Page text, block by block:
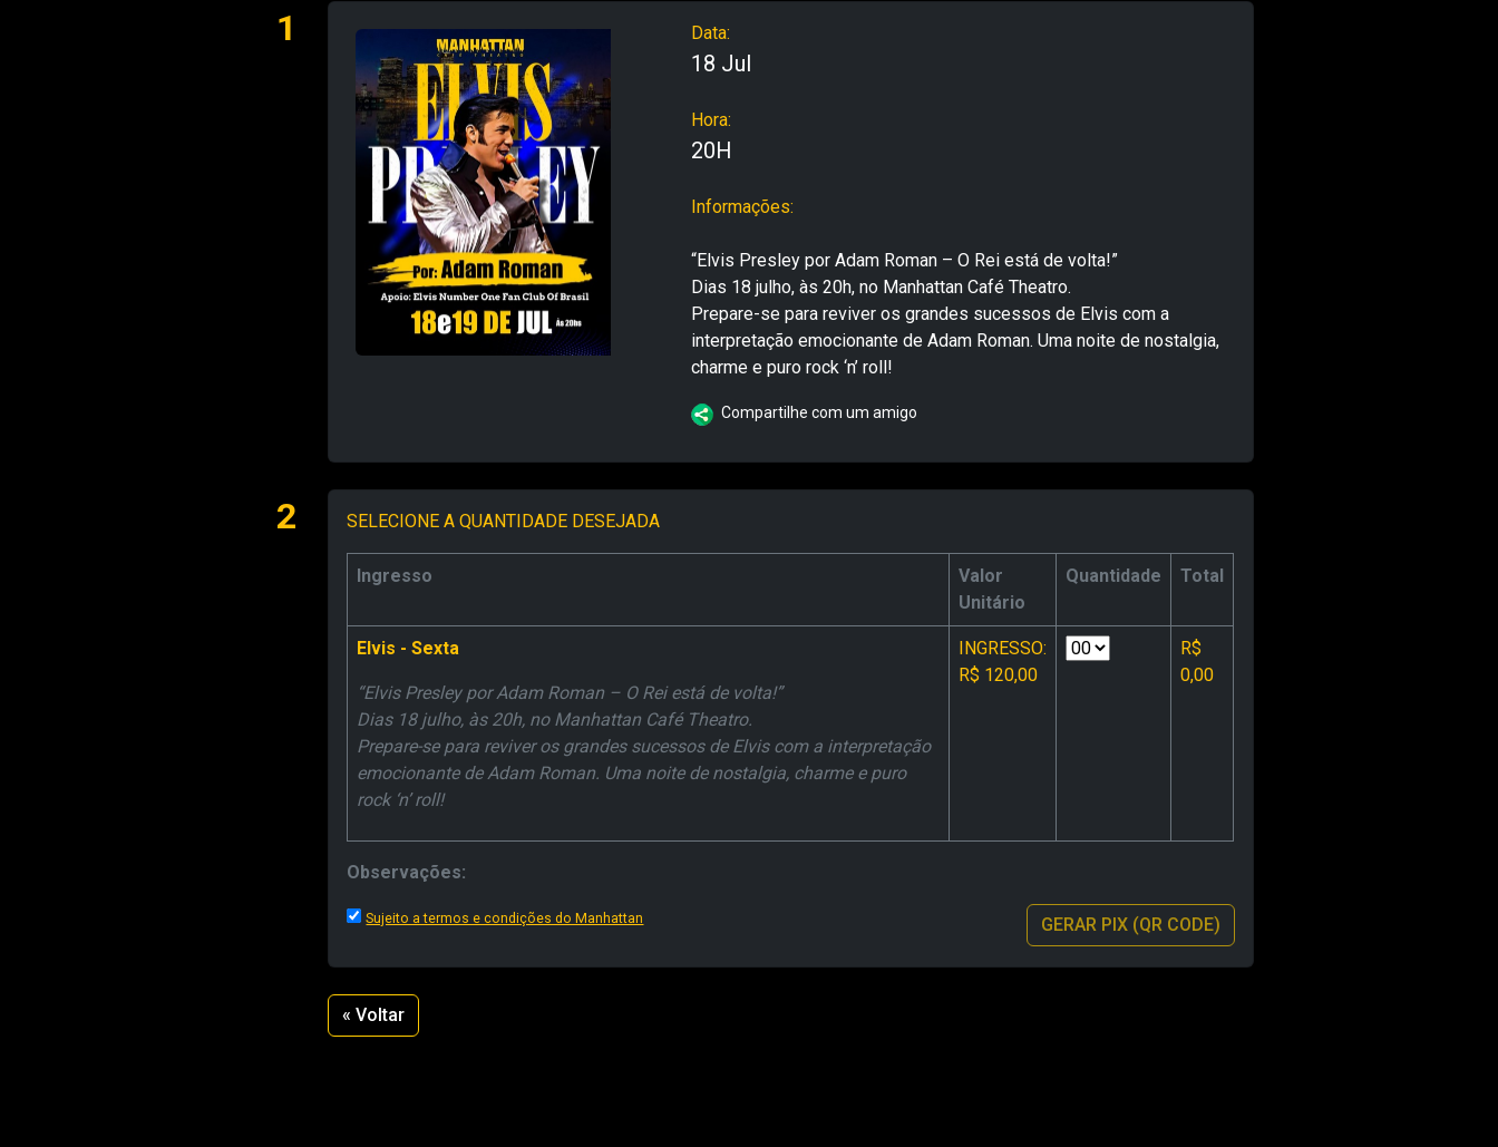
1 Data:
18 Jul
Hora:
20H
Informações:
“Elvis Presley por Adam Roman – O Rei está de volta!”
Dias 18 julho, às 20h, no Manhattan Café Theatro.
Prepare-se para reviver os grandes sucessos de Elvis com a
interpretação emocionante de Adam Roman. Uma noite de nostalgia,
charme e puro rock ‘n’ roll!
Compartilhe com um amigo
2 SELECIONE A QUANTIDADE DESEJADA
Ingresso
Valor
Unitário
Quantidade Total
Elvis - Sexta
“Elvis Presley por Adam Roman – O Rei está de volta!”
Dias 18 julho, às 20h, no Manhattan Café Theatro.
Prepare-se para reviver os grandes sucessos de Elvis com a interpretação
emocionante de Adam Roman. Uma noite de nostalgia, charme e puro
rock ‘n’ roll!
INGRESSO:
R$ 120,00
R$
0,00
Observações:
Sujeito a termos e condições do Manhattan GERAR PIX (QR CODE)
« Voltar